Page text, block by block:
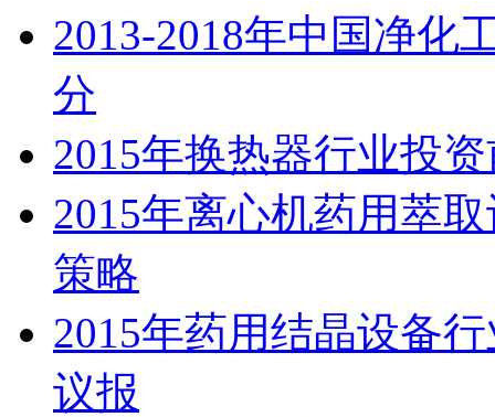
2013-2018年中国净化
分
2015年换热器行业投
2015年离心机药用萃
策略
2015年药用结晶设备
议报